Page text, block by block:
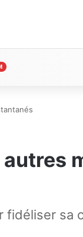
fidéliser sa